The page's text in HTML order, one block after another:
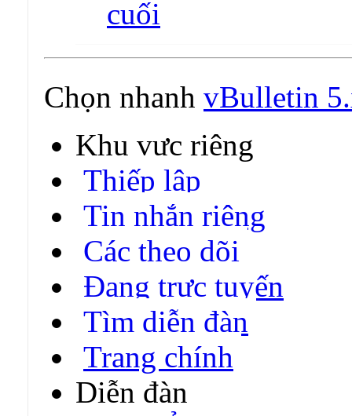
Chọn nhanh vBulletin
Khu vực riêng
Thiếp lập
Tin nhắn riêng
Các theo dõi
Đang trực tuyến
Tìm diễn đàn
Trang chính
Diễn đàn